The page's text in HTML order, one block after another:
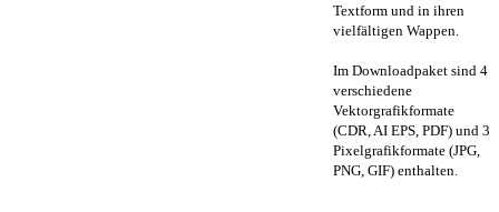
Textform und in ihren
vielfältigen Wappen.
Im Downloadpaket sind 4
verschiedene
Vektorgrafikformate
(CDR, AI EPS, PDF) und 3
Pixelgrafikformate (JPG,
PNG, GIF) enthalten.